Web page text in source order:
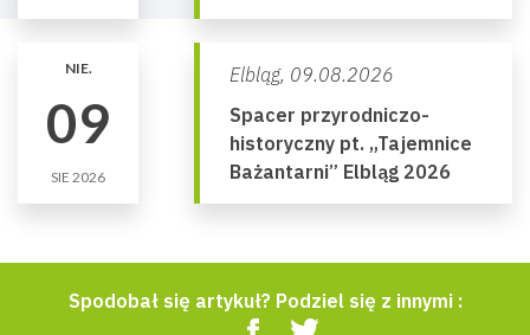
NIE.
09
SIE 2026
Elbląg, 09.08.2026
Spacer przyrodniczo-
historyczny pt. „Tajemnice
Bażantarni” Elbląg 2026
Spodobał się artykuł? Podziel się z innymi :